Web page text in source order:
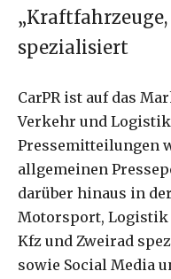
spezialisiert
CarPR ist auf das
Verkehr und
Pressemitteilungen
allgemeinen
darüber hinaus in
Motorsport, Logistik
Kfz und Zweirad
sowie Social Media